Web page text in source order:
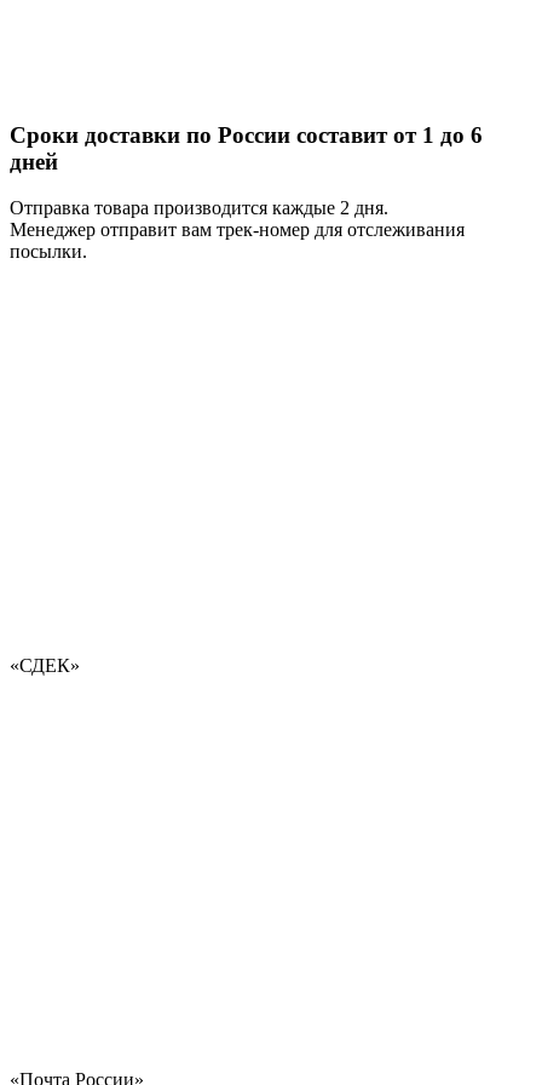
Сроки доставки по России составит от 1 до 6
дней
Отправка товара производится каждые 2 дня.
Менеджер отправит вам трек-номер для отслеживания
посылки.
«СДЕК»
«Почта России»